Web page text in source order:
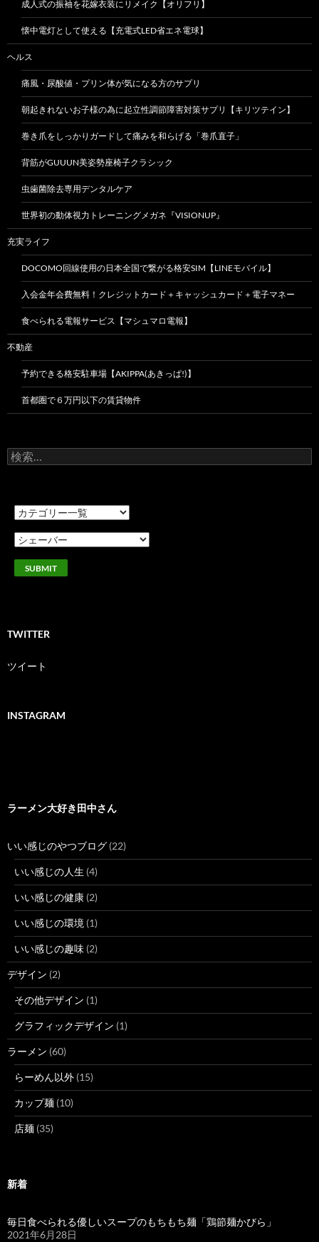
成人式の振袖を花嫁衣装にリメイク【オリフリ】
懐中電灯として使える【充電式LED省エネ電球】
ヘルス
痛風・尿酸値・プリン体が気になる方のサプリ
朝起きれないお子様の為に起立性調節障害対策サプリ【キリツテイン】
巻き爪をしっかりガードして痛みを和らげる「巻爪直子」
背筋がGUUUN美姿勢座椅子クラシック
虫歯菌除去専用デンタルケア
世界初の動体視力トレーニングメガネ『VISIONUP』
充実ライフ
DOCOMO回線使用の日本全国で繋がる格安SIM【LINEモバイル】
入会金年会費無料！クレジットカード＋キャッシュカード＋電子マネー
食べられる電報サービス【マシュマロ電報】
不動産
予約できる格安駐車場【AKIPPA(あきっぱ!)】
首都圏で６万円以下の賃貸物件
検
索:
TWITTER
ツイート
INSTAGRAM
ラーメン大好き田中さん
いい感じのやつブログ (22)
いい感じの人生 (4)
いい感じの健康 (2)
いい感じの環境 (1)
いい感じの趣味 (2)
デザイン (2)
その他デザイン (1)
グラフィックデザイン (1)
ラーメン (60)
らーめん以外 (15)
カップ麺 (10)
店麺 (35)
新着
毎日食べられる優しいスープのもちもち麺「鶏節麺かびら」
2021年6月28日